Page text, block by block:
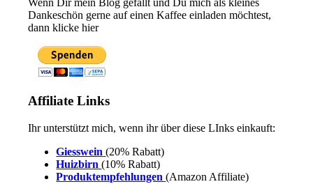
Dankeschön gerne auf einen Kaffee einladen möchtest,
dann klicke hier
Affiliate Links
Ihr unterstützt mich, wenn ihr über diese LInks einkauft:
Giesswein (20% Rabatt)
Huizbirn(10% Rabatt)
Produktempfehlungen(Amazon Affiliate)